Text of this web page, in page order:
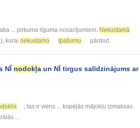
... pirkuma līguma nosacījumiem. Nekustamā
kurai nekustamo īpašumu pārdod.
NĪ nodokļa un NĪ tirgus salīdzinājums ar
, tas ir viens ... kopējās mājokļu izmaksas.
...